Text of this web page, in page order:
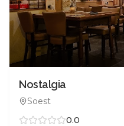
Nostalgia
Soest
0.0